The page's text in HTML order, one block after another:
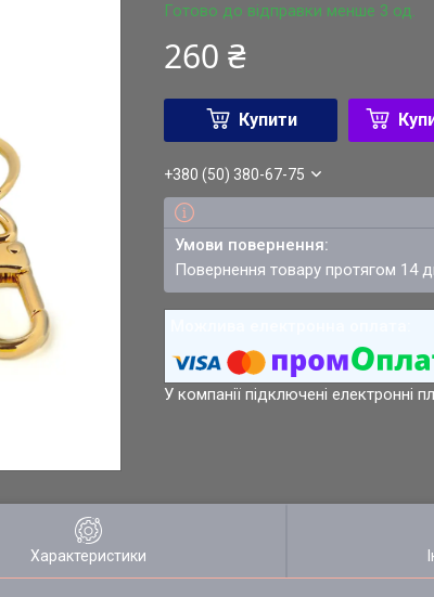
Готово до відправки менше 3 од.
260 ₴
Купити
+380 (50) 380-67-75
повернення товару протягом 14
У компанії підключені
Характеристики